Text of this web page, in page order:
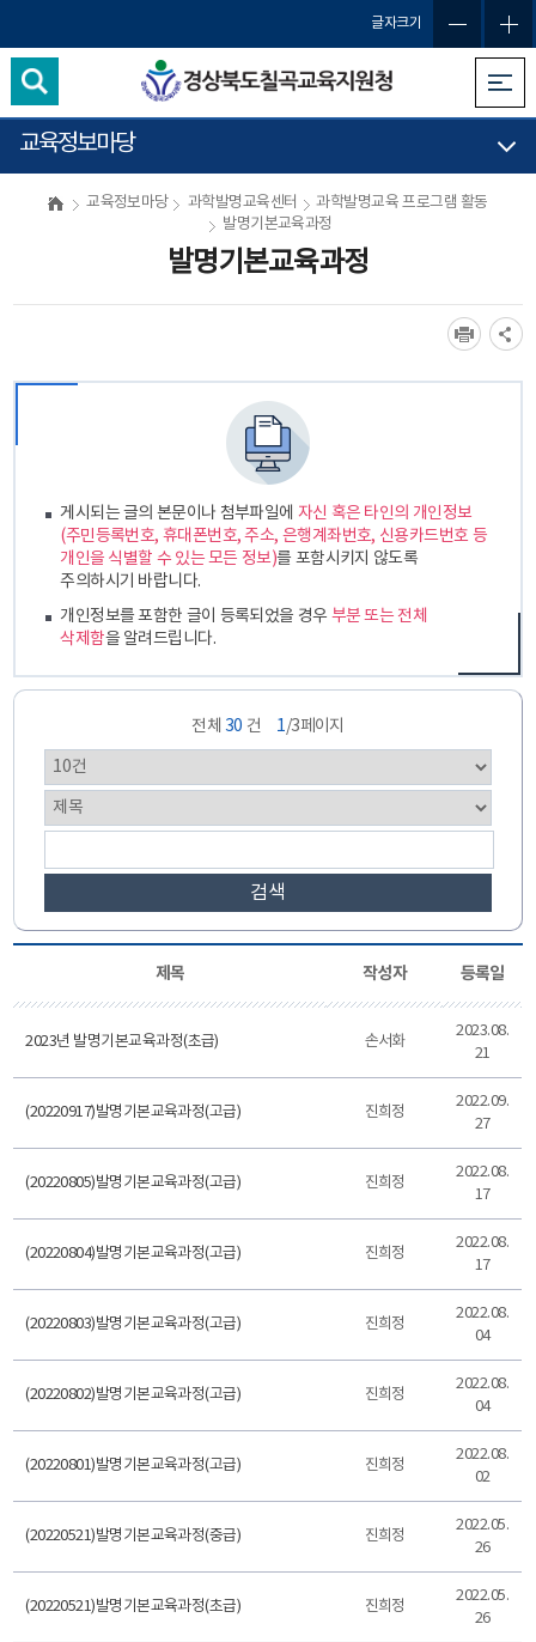
글자크기
교육정보마당
교육정보마당 과학발명교육센터
과학발명교육 프로그램 활동
발명기본교육과정
발명기본교육과정
게시되는 글의 본문이나 첨부파일에 자신 혹은 타인의 개인정보
(주민등록번호, 휴대폰번호, 주소, 은행계좌번호, 신용카드번호 등
개인을 식별할 수 있는 모든 정보)를 포함시키지 않도록
주의하시기 바랍니다.
개인정보를 포함한 글이 등록되었을 경우 부분 또는 전체
삭제함을 알려드립니다.
전체 30 건 1/3페이지
검색
제목 작성자 등록일
2023년 발명기본교육과정(초급) 손서화
2023.08.
21
(20220917)발명기본교육과정(고급) 진희정
2022.09.
27
(20220805)발명기본교육과정(고급) 진희정
2022.08.
17
(20220804)발명기본교육과정(고급) 진희정
2022.08.
17
(20220803)발명기본교육과정(고급) 진희정
2022.08.
04
(20220802)발명기본교육과정(고급) 진희정
2022.08.
04
(20220801)발명기본교육과정(고급) 진희정
2022.08.
02
(20220521)발명기본교육과정(중급) 진희정
2022.05.
26
(20220521)발명기본교육과정(초급) 진희정
2022.05.
26